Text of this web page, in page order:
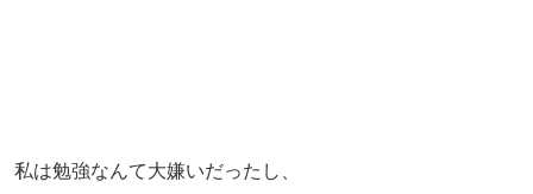
私は勉強なんて大嫌いだったし、